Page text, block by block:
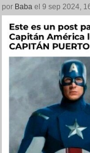
por Baba el 9 sep 2024,